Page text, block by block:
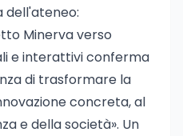
dell'ateneo:
Minerva verso
e interattivi conferma
di trasformare la
concreta, al
e della società». Un